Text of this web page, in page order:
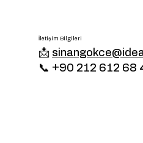
İletişim Bilgileri
📩
📞 +90 212 612 68